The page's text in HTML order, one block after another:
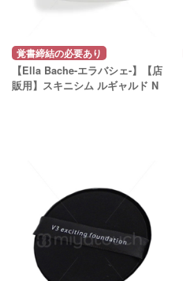
覚書締結の必要あり
【Ella Bache-エラバシェ-】【店
販用】スキニシム ルギャルド N